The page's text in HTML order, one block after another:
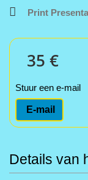
Print
35 €
Stuur een e-mail
E-mail
Details van